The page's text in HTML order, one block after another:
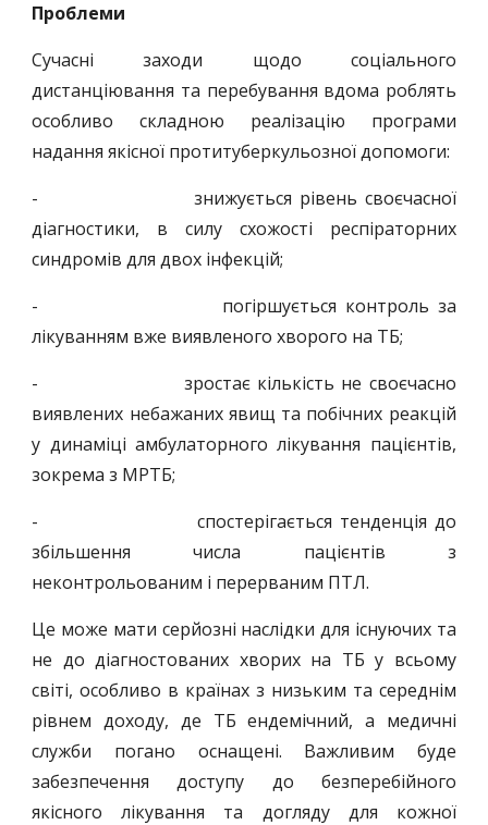
Проблеми
Сучасні заходи щодо соціального
дистанціювання та перебування вдома роблять
особливо складною реалізацію програми
надання якісної протитуберкульозної допомоги:
- знижується рівень своєчасної
діагностики, в силу схожості респіраторних
синдромів для двох інфекцій;
- погіршується контроль за
лікуванням вже виявленого хворого на ТБ;
- зростає кількість не своєчасно
виявлених небажаних явищ та побічних реакцій
у динаміці амбулаторного лікування пацієнтів,
зокрема з МРТБ;
- спостерігається тенденція до
збільшення числа пацієнтів з
неконтрольованим і перерваним ПТЛ.
Це може мати серйозні наслідки для існуючих та
не до діагностованих хворих на ТБ у всьому
світі, особливо в країнах з низьким та середнім
рівнем доходу, де ТБ ендемічний, а медичні
служби погано оснащені. Важливим буде
забезпечення доступу до безперебійного
якісного лікування та догляду для кожної